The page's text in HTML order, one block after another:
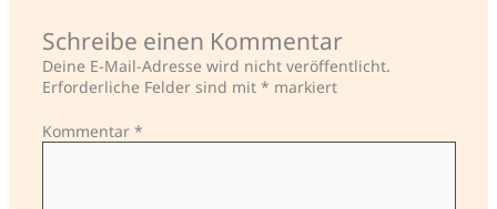
Schreibe einen Kommentar
Deine E-Mail-Adresse wird nicht veröffentlicht.
Erforderliche Felder sind mit * markiert
Kommentar *